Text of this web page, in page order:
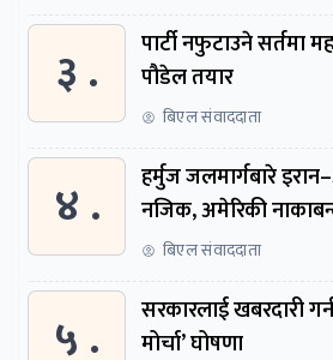
३ .
पार्टी नफुटाउने सर्तमा
पौडेल तयार
बिएल संवाददाता
४ .
हर्मुज जलमार्गबारे
नजिक, अमेरिकी
बिएल संवाददाता
५ .
सरकारलाई खबरदारी गर्न ७ दलीय
मोर्चा’ घोषणा